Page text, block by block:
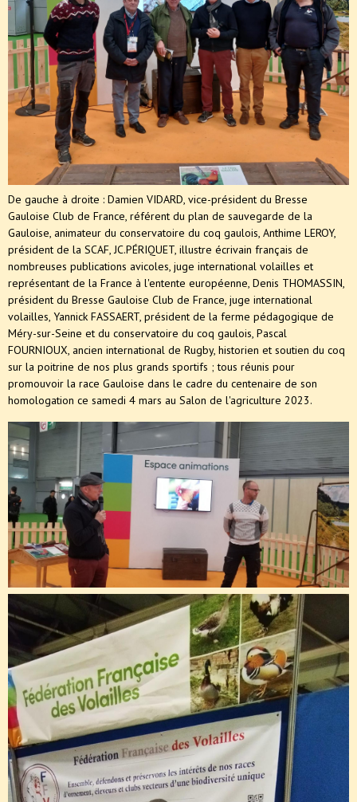
De gauche à droite : Damien VIDARD, vice-président du Bresse
Gauloise Club de France, référent du plan de sauvegarde de la
Gauloise, animateur du conservatoire du coq gaulois, Anthime LEROY,
président de la SCAF, JC.PÉRIQUET, illustre écrivain français de
nombreuses publications avicoles, juge international volailles et
représentant de la France à l'entente européenne, Denis THOMASSIN,
président du Bresse Gauloise Club de France, juge international
volailles, Yannick FASSAERT, président de la ferme pédagogique de
Méry-sur-Seine et du conservatoire du coq gaulois, Pascal
FOURNIOUX, ancien international de Rugby, historien et soutien du coq
sur la poitrine de nos plus grands sportifs ; tous réunis pour
promouvoir la race Gauloise dans le cadre du centenaire de son
homologation ce samedi 4 mars au Salon de l'agriculture 2023.